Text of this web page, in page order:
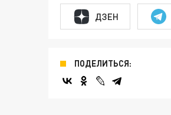
ДЗЕН
ПОДЕЛИТЬСЯ: